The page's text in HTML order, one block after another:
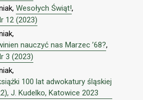
Wesołych Świąt!,
12 (2023)
nauczyć nas Marzec ’68?,
3 (2023)
100 lat adwokatury śląskiej
J. Kudelko, Katowice 2023